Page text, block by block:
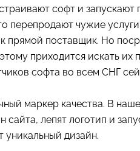
софт и
перепродают чужие
прямой поставщик. Но
приходится искать их
софта во всем СНГ
маркер качества. В
сайта, лепят логотип и
дизайн.